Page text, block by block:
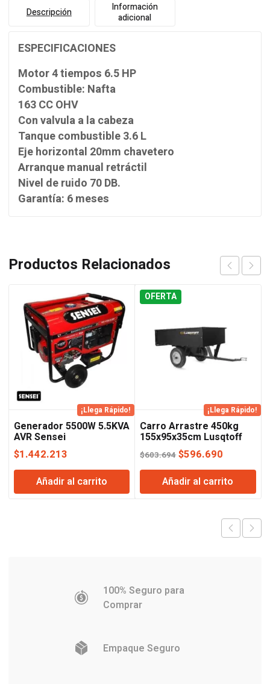
Descripción
Información
adicional
ESPECIFICACIONES
Motor 4 tiempos 6.5 HP
Combustible: Nafta
163 CC OHV
Con valvula a la cabeza
Tanque combustible 3.6 L
Eje horizontal 20mm chavetero
Arranque manual retráctil
Nivel de ruido 70 DB.
Garantía: 6 meses
Productos Relacionados
¡Llega Rápido!
Generador 5500W 5.5KVA
AVR Sensei
$1.442.213
Añadir al carrito
OFERTA
¡Llega Rápido!
Carro Arrastre 450kg
155x95x35cm Lusqtoff
$603.694El
precio
original
era:
$596.690
precio
actual
es:
Añadir al carrito
100% Seguro para
Comprar
Empaque Seguro